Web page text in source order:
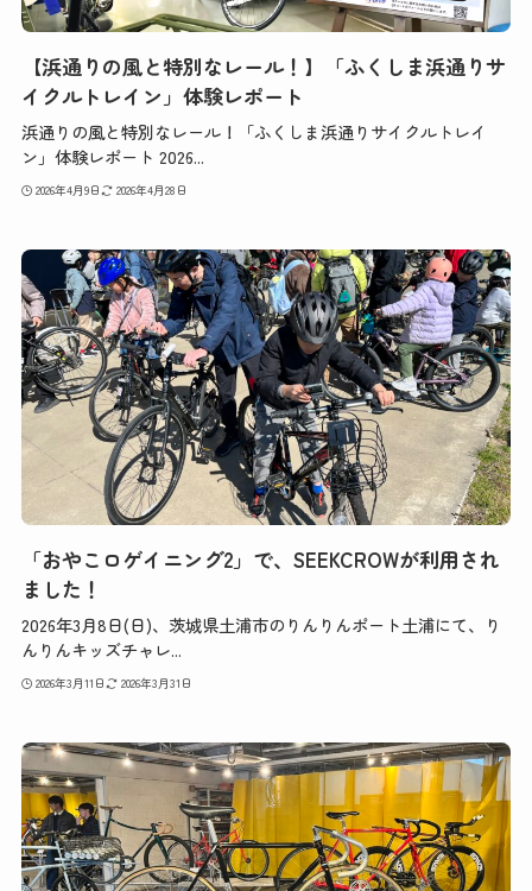
【浜通りの風と特別なレール！】「ふくしま浜通りサ
イクルトレイン」体験レポート
浜通りの風と特別なレール！「ふくしま浜通りサイクルトレイ
ン」体験レポート 2026...
2026年4月9日 2026年4月28日
「おやこロゲイニング2」で、SEEKCROWが利用され
ました！
2026年3月8日(日)、茨城県土浦市のりんりんポート土浦にて、り
んりんキッズチャレ...
2026年3月11日 2026年3月31日